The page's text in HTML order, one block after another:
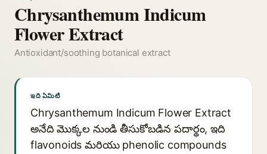
Chrysanthemum Indicum
Flower Extract
Antioxidant/soothing botanical extract
ఇది ఏమిటి
Chrysanthemum Indicum Flower Extract
అనేది మొక్కల నుండి తీసుకోబడిన పదార్థం, ఇది
flavonoids మరియు phenolic compounds